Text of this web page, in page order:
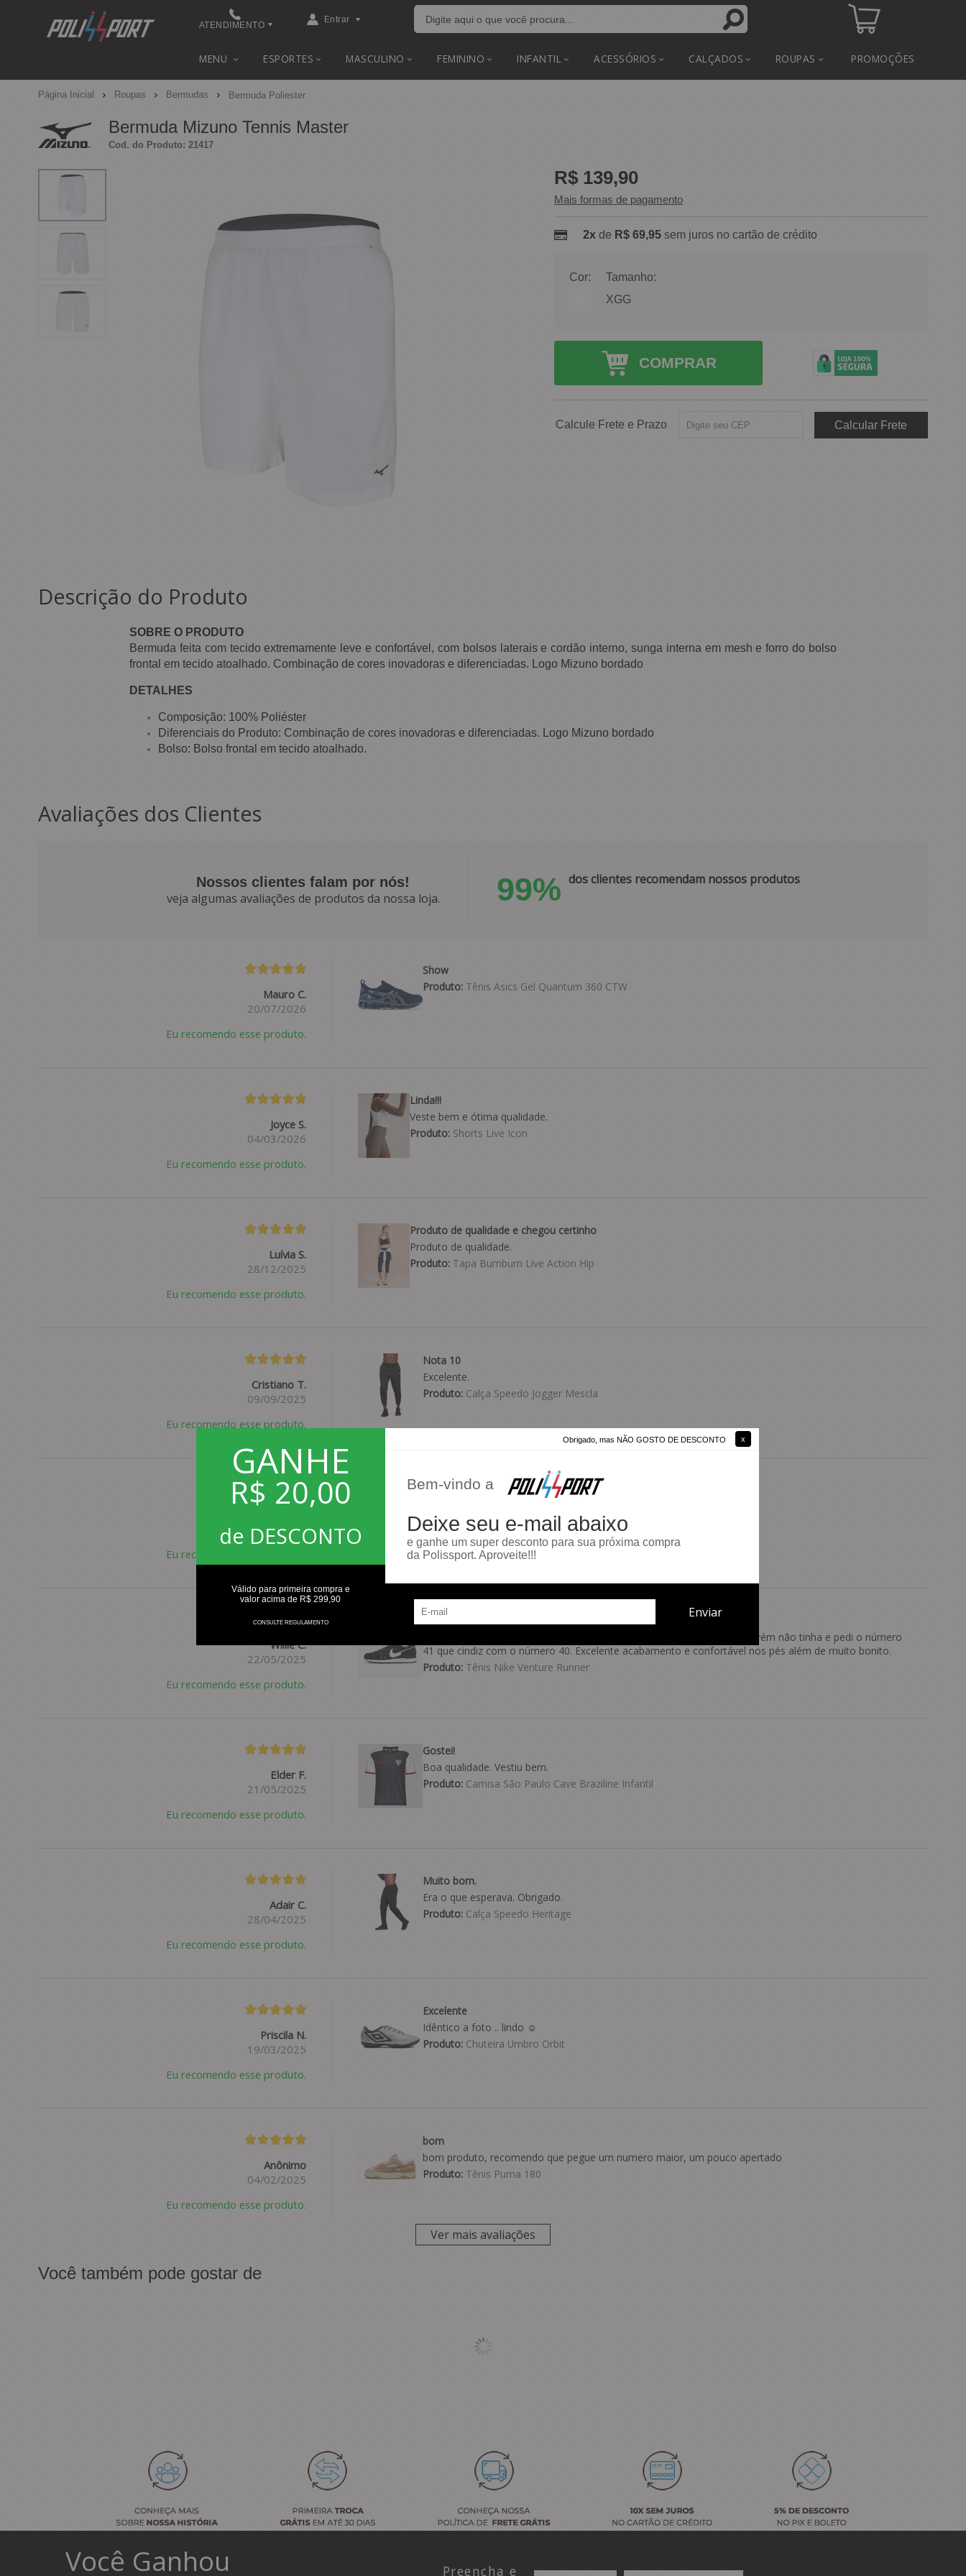
Obrigado, mas NÃO GOSTO DE DESCONTO
GANHE
R$ 20,00
de DESCONTO
Válido para primeira compra e
valor acima de R$ 299,90
CONSULTE REGULAMENTO
Bem-vindo a
Deixe seu e-mail abaixo
e ganhe um super desconto para sua próxima compra
da Polissport. Aproveite!!!
ATENDIMENTO
(48) 3622-0041
(48) 3622-0041
contato@polissport.com.br
Entrar
MENU ESPORTES MASCULINO FEMININO INFANTIL ACESSÓRIOS CALÇADOS ROUPAS PROMOÇÕES
Página Inicial Roupas Bermudas Bermuda Poliester
Bermuda Mizuno Tennis Master
Cod. do Produto: 21417
R$ 139,90
Mais formas de pagamento
2xdeR$ 69,95 sem juros no cartão de crédito
Cor:
Tamanho:
XGG
COMPRAR
Calcule Frete e Prazo
Descrição do Produto
SOBRE O PRODUTO
Bermuda feita com tecido extremamente leve e confortável, com bolsos laterais e cordão interno, sunga interna em mesh e forro do bolso
frontal em tecido atoalhado. Combinação de cores inovadoras e diferenciadas. Logo Mizuno bordado
DETALHES
Composição: 100% Poliéster
Diferenciais do Produto: Combinação de cores inovadoras e diferenciadas. Logo Mizuno bordado
Bolso: Bolso frontal em tecido atoalhado.
Avaliações dos Clientes
Nossos clientes falam por nós!
veja algumas avaliações de produtos da nossa loja.
99% dos clientes recomendam nossos produtos
Mauro C.
20/07/2026
Eu recomendo esse produto.
Show
Produto:Tênis Asics Gel Quantum 360 CTW
Joyce S.
04/03/2026
Eu recomendo esse produto.
Linda!!!
Veste bem e ótima qualidade.
Produto:Shorts Live Icon
Luívia S.
28/12/2025
Eu recomendo esse produto.
Produto de qualidade e chegou certinho
Produto de qualidade.
Produto:Tapa Bumbum Live Action Hip
Cristiano T.
09/09/2025
Eu recomendo esse produto.
Nota 10
Excelente.
Produto:Calça Speedo Jogger Mescla
09/06/2025
Eu recomendo esse produto.
Bom parabéns
Produto:Bermuda Puma Archive
Willie C.
22/05/2025
Eu recomendo esse produto.
O produto é de qualidade e condiz com a discrição do site. Calço 40, porém não tinha e pedi o número
41 que cindiz com o número 40. Excelente acabamento e confortável nos pés além de muito bonito.
Produto:Tênis Nike Venture Runner
Elder F.
21/05/2025
Eu recomendo esse produto.
Gostei!
Boa qualidade. Vestiu bem.
Produto:Camisa São Paulo Cave Braziline Infantil
Adair C.
28/04/2025
Eu recomendo esse produto.
Muito bom.
Era o que esperava. Obrigado.
Produto:Calça Speedo Heritage
Priscila N.
19/03/2025
Eu recomendo esse produto.
Excelente
Idêntico a foto .. lindo ☺️
Produto:Chuteira Umbro Orbit
Anônimo
04/02/2025
Eu recomendo esse produto.
bom
bom produto, recomendo que pegue um numero maior, um pouco apertado
Produto:Tênis Puma 180
Ver mais avaliações
Você também pode gostar de
VocêGanhou Preencha e